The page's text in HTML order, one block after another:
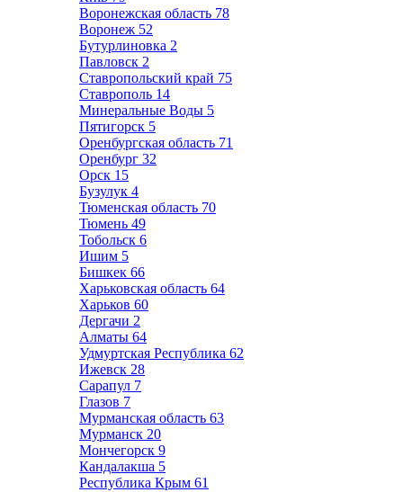
Воронежская область 78
Воронеж 52
Бутурлиновка 2
Павловск 2
Ставропольский край 75
Ставрополь 14
Минеральные Воды 5
Пятигорск 5
Оренбургская область 71
Оренбург 32
Орск 15
Бузулук 4
Тюменская область 70
Тюмень 49
Тобольск 6
Ишим 5
Бишкек 66
Харьковская область 64
Харьков 60
Дергачи 2
Алматы 64
Удмуртская Республика 62
Ижевск 28
Сарапул 7
Глазов 7
Мурманская область 63
Мурманск 20
Мончегорск 9
Кандалакша 5
Республика Крым 61